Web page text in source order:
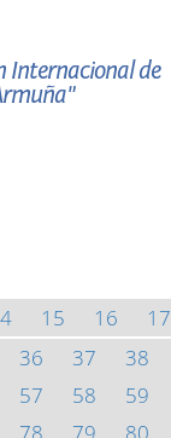
Internacional de
15 16 17
36 37 38
57 58 59